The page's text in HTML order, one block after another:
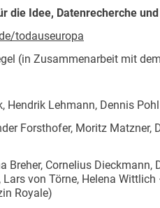
die Idee, Datenrecherche
todauseuropa
(in Zusammenarbeit mit
Hendrik Lehmann, Dennis Pohl
Forsthofer, Moritz Matzner,
Breher, Cornelius Dieckmann,
von Törne, Helena
Royale)